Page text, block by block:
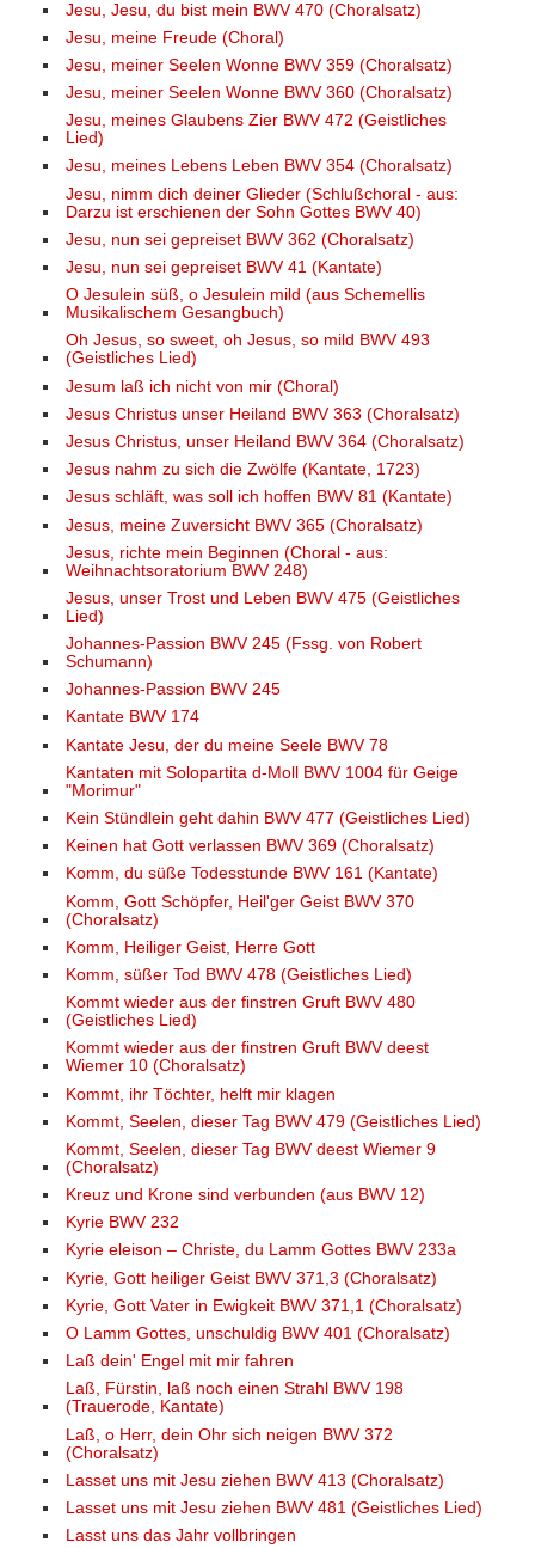
Jesu, Jesu, du bist mein BWV 470 (Choralsatz)
Jesu, meine Freude (Choral)
Jesu, meiner Seelen Wonne BWV 359 (Choralsatz)
Jesu, meiner Seelen Wonne BWV 360 (Choralsatz)
Jesu, meines Glaubens Zier BWV 472 (Geistliches
Lied)
Jesu, meines Lebens Leben BWV 354 (Choralsatz)
Jesu, nimm dich deiner Glieder (Schlußchoral - aus:
Darzu ist erschienen der Sohn Gottes BWV 40)
Jesu, nun sei gepreiset BWV 362 (Choralsatz)
Jesu, nun sei gepreiset BWV 41 (Kantate)
O Jesulein süß, o Jesulein mild (aus Schemellis
Musikalischem Gesangbuch)
Oh Jesus, so sweet, oh Jesus, so mild BWV 493
(Geistliches Lied)
Jesum laß ich nicht von mir (Choral)
Jesus Christus unser Heiland BWV 363 (Choralsatz)
Jesus Christus, unser Heiland BWV 364 (Choralsatz)
Jesus nahm zu sich die Zwölfe (Kantate, 1723)
Jesus schläft, was soll ich hoffen BWV 81 (Kantate)
Jesus, meine Zuversicht BWV 365 (Choralsatz)
Jesus, richte mein Beginnen (Choral - aus:
Weihnachtsoratorium BWV 248)
Jesus, unser Trost und Leben BWV 475 (Geistliches
Lied)
Johannes-Passion BWV 245 (Fssg. von Robert
Schumann)
Johannes-Passion BWV 245
Kantate BWV 174
Kantate Jesu, der du meine Seele BWV 78
Kantaten mit Solopartita d-Moll BWV 1004 für Geige
"Morimur"
Kein Stündlein geht dahin BWV 477 (Geistliches Lied)
Keinen hat Gott verlassen BWV 369 (Choralsatz)
Komm, du süße Todesstunde BWV 161 (Kantate)
Komm, Gott Schöpfer, Heil'ger Geist BWV 370
(Choralsatz)
Komm, Heiliger Geist, Herre Gott
Komm, süßer Tod BWV 478 (Geistliches Lied)
Kommt wieder aus der finstren Gruft BWV 480
(Geistliches Lied)
Kommt wieder aus der finstren Gruft BWV deest
Wiemer 10 (Choralsatz)
Kommt, ihr Töchter, helft mir klagen
Kommt, Seelen, dieser Tag BWV 479 (Geistliches Lied)
Kommt, Seelen, dieser Tag BWV deest Wiemer 9
(Choralsatz)
Kreuz und Krone sind verbunden (aus BWV 12)
Kyrie BWV 232
Kyrie eleison – Christe, du Lamm Gottes BWV 233a
Kyrie, Gott heiliger Geist BWV 371,3 (Choralsatz)
Kyrie, Gott Vater in Ewigkeit BWV 371,1 (Choralsatz)
O Lamm Gottes, unschuldig BWV 401 (Choralsatz)
Laß dein' Engel mit mir fahren
Laß, Fürstin, laß noch einen Strahl BWV 198
(Trauerode, Kantate)
Laß, o Herr, dein Ohr sich neigen BWV 372
(Choralsatz)
Lasset uns mit Jesu ziehen BWV 413 (Choralsatz)
Lasset uns mit Jesu ziehen BWV 481 (Geistliches Lied)
Lasst uns das Jahr vollbringen